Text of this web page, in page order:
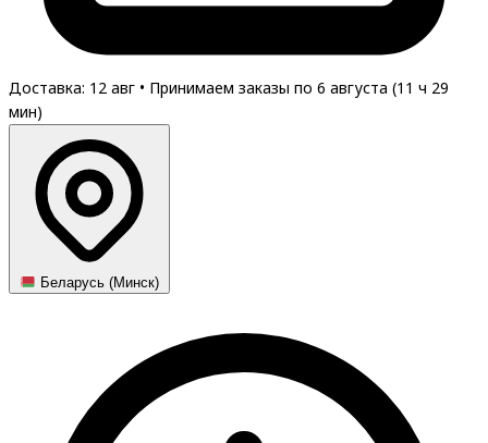
Доставка: 12 авг • Принимаем заказы по 6 августа (11 ч 29
мин)
Беларусь (Минск)